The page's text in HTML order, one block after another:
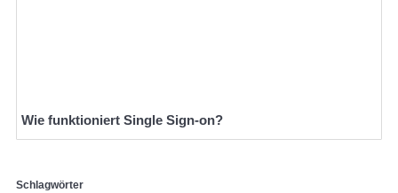
Wie funktioniert Single Sign-on?
Schlagwörter